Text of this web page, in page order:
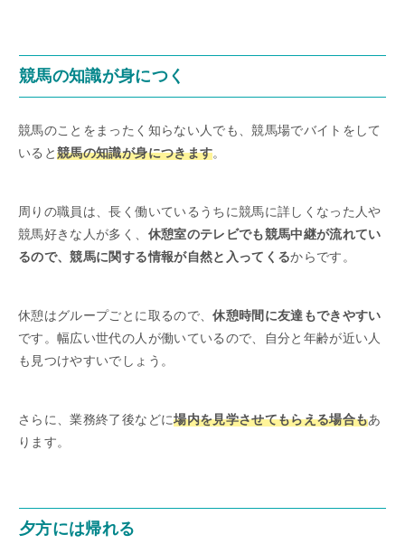
競馬の知識が身につく
競馬のことをまったく知らない人でも、競馬場でバイトをして
いると競馬の知識が身につきます。
周りの職員は、長く働いているうちに競馬に詳しくなった人や
競馬好きな人が多く、 休憩室のテレビでも競馬中継が流れてい
るので、競馬に関する情報が自然と入ってくるからです。
休憩はグループごとに取るので、休憩時間に友達もできやすい
です。幅広い世代の人が働いているので、自分と年齢が近い人
も見つけやすいでしょう。
さらに、業務終了後などに場内を見学させてもらえる場合もあ
ります。
夕方には帰れる